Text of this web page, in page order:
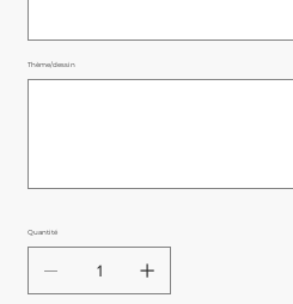
Thème/dessin
Quantité